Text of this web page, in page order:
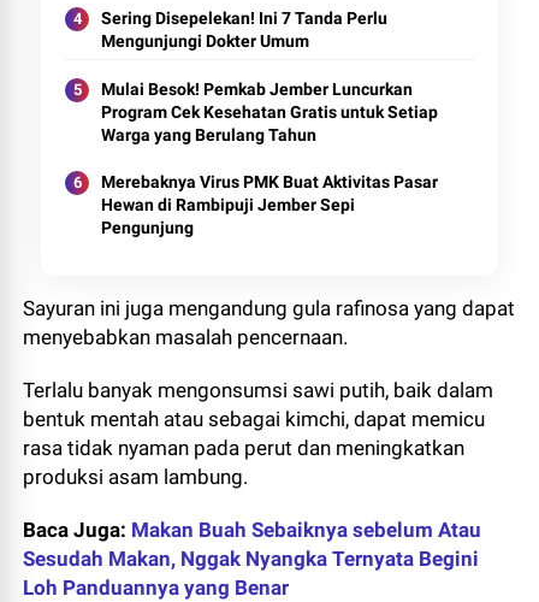
Sering Disepelekan! Ini 7 Tanda Perlu
Mengunjungi Dokter Umum
Mulai Besok! Pemkab Jember Luncurkan
Program Cek Kesehatan Gratis untuk Setiap
Warga yang Berulang Tahun
Merebaknya Virus PMK Buat Aktivitas Pasar
Hewan di Rambipuji Jember Sepi
Pengunjung
Sayuran ini juga mengandung gula rafinosa yang dapat
menyebabkan masalah pencernaan.
Terlalu banyak mengonsumsi sawi putih, baik dalam
bentuk mentah atau sebagai kimchi, dapat memicu
rasa tidak nyaman pada perut dan meningkatkan
produksi asam lambung.
Baca Juga: Makan Buah Sebaiknya sebelum Atau
Sesudah Makan, Nggak Nyangka Ternyata Begini
Loh Panduannya yang Benar